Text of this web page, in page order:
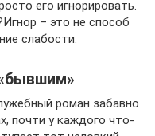
его игнорировать.
– это не способ
слабости.
роман забавно
почти у каждого что-